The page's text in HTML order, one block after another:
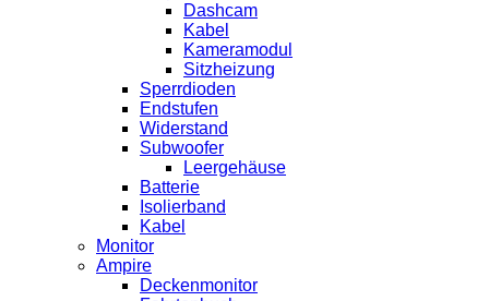
Dashcam
Kabel
Kameramodul
Sitzheizung
Sperrdioden
Endstufen
Widerstand
Subwoofer
Leergehäuse
Batterie
Isolierband
Kabel
Monitor
Ampire
Deckenmonitor